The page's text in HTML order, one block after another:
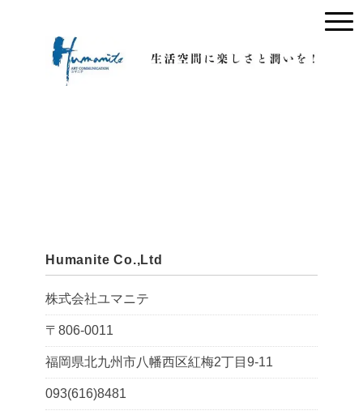
Humanite Co.,Ltd
株式会社ユマニテ
〒806-0011
福岡県北九州市八幡西区紅梅2丁目9-11
093(616)8481